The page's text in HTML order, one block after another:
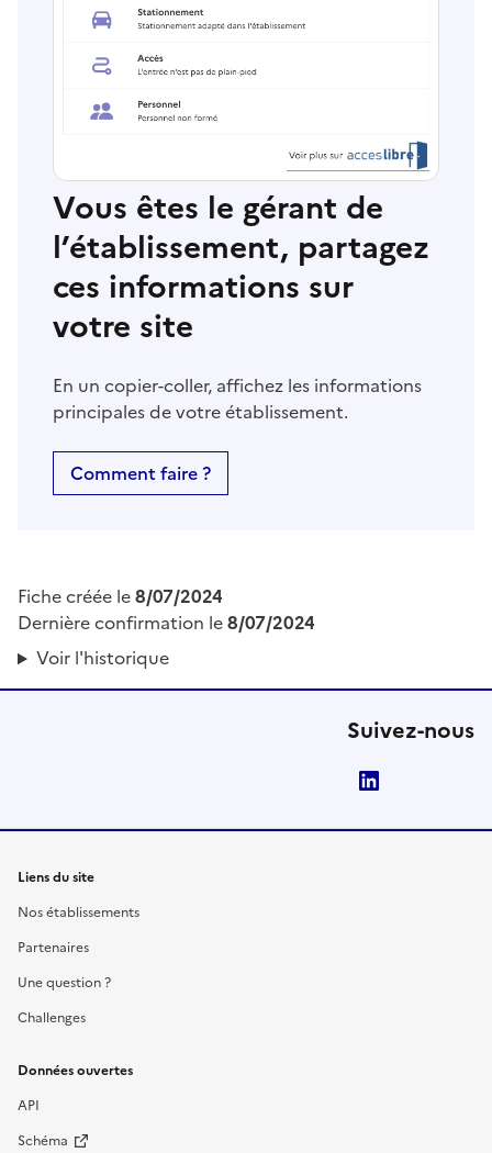
Vous êtes le gérant de
l’établissement, partagez
ces informations sur
votre site
En un copier-coller, affichez les informations
principales de votre établissement.
Comment faire ?
Fiche créée le8/07/2024
Dernière confirmation le8/07/2024
Voir l'historique
Suivez-nous
Liens du site
Nos établissements
Partenaires
Une question ?
Challenges
Données ouvertes
API
Schéma